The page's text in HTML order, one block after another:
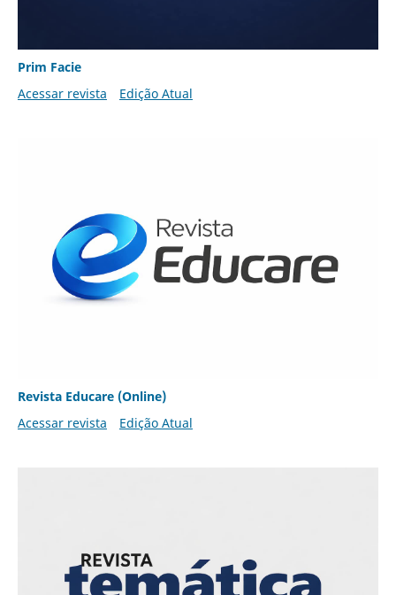
Prim Facie
Acessar revista
Edição Atual
Revista Educare (Online)
Acessar revista
Edição Atual